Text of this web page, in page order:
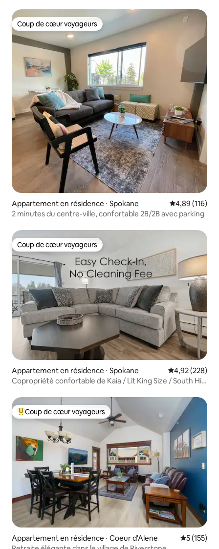
Coup de cœur voyageurs
Coup de cœur voyageurs
Appartement en résidence ⋅ Spokane Évaluation
4,89 (116)
2 minutes du centre-ville, confortable 2B/2B avec parking
Coup de cœur voyageurs
Coup de cœur voyageurs
Appartement en résidence ⋅ Spokane Évaluation
4,92 (228)
Copropriété confortable de Kaia / Lit King Size / South Hill
Coups de cœur voyageurs les plus appréciés
Coup de cœur voyageurs
Appartement en résidence ⋅ Coeur d'Alene Évaluation
5 (155)